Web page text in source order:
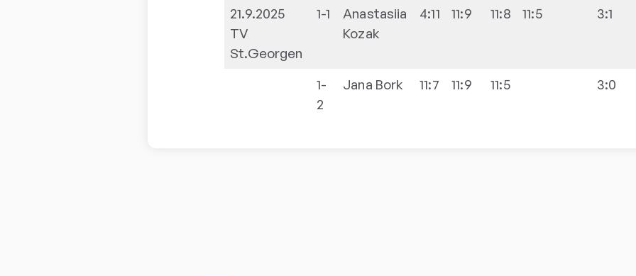
21.9.2025
TV
St.Georgen
1-1
Anastasiia
Kozak
4:11 11:9 11:8 11:5 3:1
1-
2
Jana Bork 11:7 11:9 11:5 3:0